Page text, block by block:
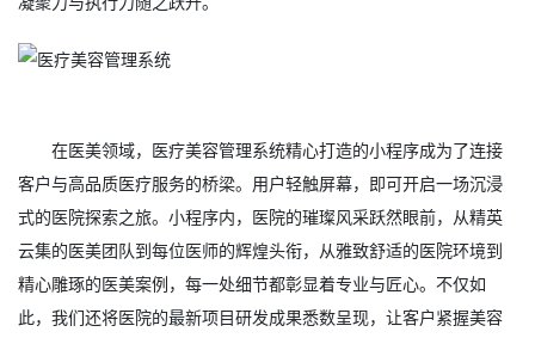
在医美领域，医疗美容管理系统精心打造的小程序成为了连接
客户与高品质医疗服务的桥梁。用户轻触屏幕，即可开启一场沉浸
式的医院探索之旅。小程序内，医院的璀璨风采跃然眼前，从精英
云集的医美团队到每位医师的辉煌头衔，从雅致舒适的医院环境到
精心雕琢的医美案例，每一处细节都彰显着专业与匠心。不仅如
此，我们还将医院的最新项目研发成果悉数呈现，让客户紧握美容